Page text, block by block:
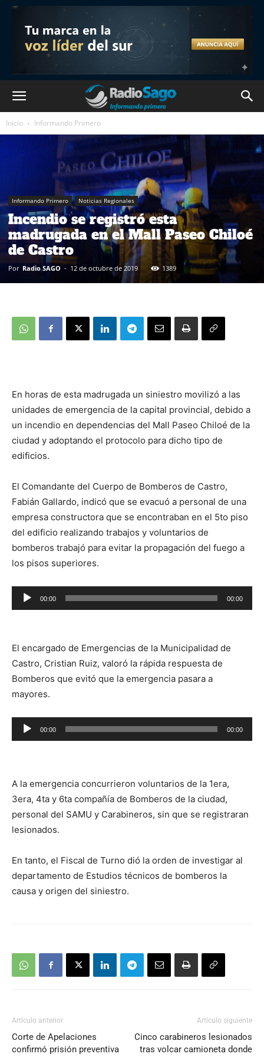
Inicio Informando Primero
Informando Primero Noticias Regionales
Incendio se registró esta
madrugada en el Mall Paseo Chiloé
de Castro
Por Radio SAGO - 12 de octubre de 2019 1389
En horas de esta madrugada un siniestro movilizó a las
unidades de emergencia de la capital provincial, debido a
un incendio en dependencias del Mall Paseo Chiloé de la
ciudad y adoptando el protocolo para dicho tipo de
edificios.
El Comandante del Cuerpo de Bomberos de Castro,
Fabián Gallardo, indicó que se evacuó a personal de una
empresa constructora que se encontraban en el 5to piso
del edificio realizando trabajos y voluntarios de
bomberos trabajó para evitar la propagación del fuego a
los pisos superiores.
Reproductor
de
00:00 00:00
El encargado de Emergencias de la Municipalidad de
Castro, Cristian Ruiz, valoró la rápida respuesta de
Bomberos que evitó que la emergencia pasara a
mayores.
Reproductor
de
00:00 00:00
A la emergencia concurrieron voluntarios de la 1era,
3era, 4ta y 6ta compañía de Bomberos de la ciudad,
personal del SAMU y Carabineros, sin que se registraran
lesionados.
En tanto, el Fiscal de Turno dió la orden de investigar al
departamento de Estudios técnicos de bomberos la
causa y origen del siniestro.
Artículo anterior
Corte de Apelaciones
confirmó prisión preventiva
Artículo siguiente
Cinco carabineros lesionados
tras volcar camioneta donde